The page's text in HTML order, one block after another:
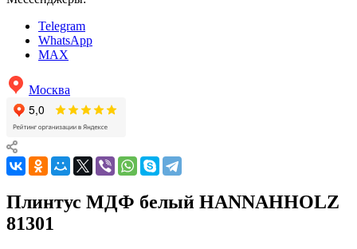
Telegram
WhatsApp
MAX
Москва
Плинтус МДФ белый HANNAHHOLZ
81301